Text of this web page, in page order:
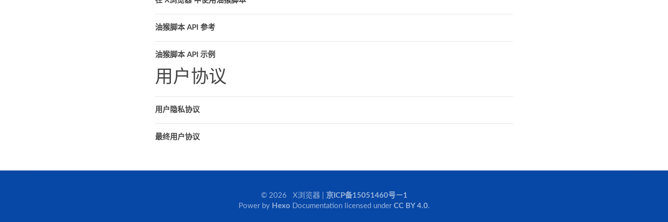
油猴脚本 API 参考
油猴脚本 API 示例
用户协议
用户隐私协议
最终用户协议
© 2026 X浏览器 | 京ICP备15051460号－1
Power by Hexo Documentation licensed under CC BY 4.0.